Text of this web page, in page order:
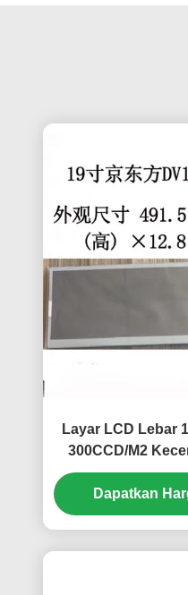
Layar LCD Lebar
300CCD/M2
Konektor 30Pin
Dapatkan